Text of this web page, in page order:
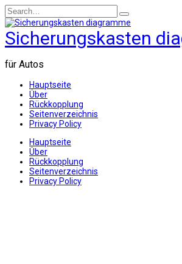
Skip
to
content
Search
for:
Sicherungskasten
für Autos
Hauptseite
Über
Rückkopplung
Seitenverzeichnis
Privacy Policy
Hauptseite
Über
Rückkopplung
Seitenverzeichnis
Privacy Policy